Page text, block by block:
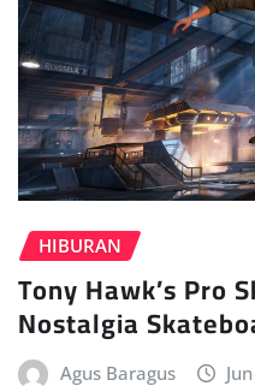
HIBURAN
Tony Hawk’s Pro
Nostalgia
Agus Baragus